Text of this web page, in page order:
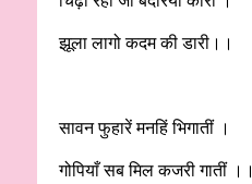
झूला लागो कदम की डारी।।
सावन फुहारें मनहिं भिगातीं ।
गोपियाँ सब मिल कजरी गातीं ।।